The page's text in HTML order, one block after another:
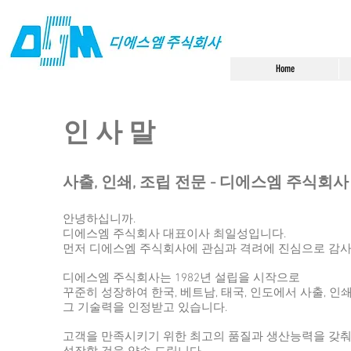
Home
​인 사 말
사출, 인쇄, 조립 전문 - 디에스엠 주식회
안녕하십니까.
디에스엠 주식회사 대표이사 최일성입니다.
먼저 디에스엠 주식회사에 관심과 격려에 진심으로 감
디에스엠 주식회사는 1982년 설립을 시작으로
꾸준히 성장하여 한국, 베트남, 태국, 인도에서 사출, 인
그 기술력을 인정받고 있습니다.
고객을 만족시키기 위한 최고의 품질과 생산능력을 갖